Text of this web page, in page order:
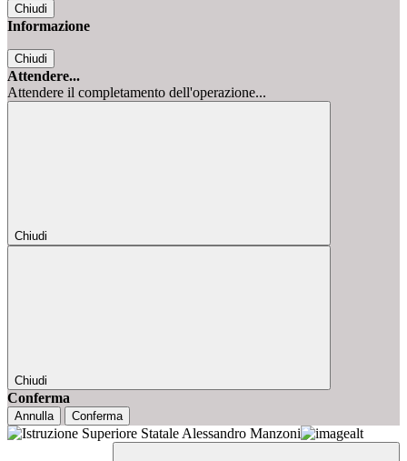
Chiudi
Informazione
Chiudi
Attendere...
Attendere il completamento dell'operazione...
Chiudi
Chiudi
Conferma
Annulla Conferma